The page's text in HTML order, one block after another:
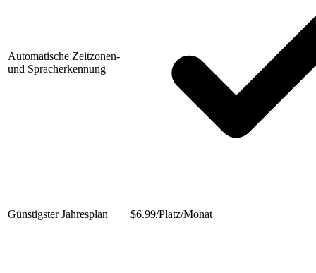
Automatische Zeitzonen-
und Spracherkennung
Günstigster Jahresplan $6.99/Platz/Monat